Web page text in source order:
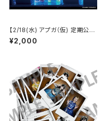
【2/18(水) アプガ（仮) 定期公演
vol.4】ランダムサイン2Lポート
レート
¥2,000